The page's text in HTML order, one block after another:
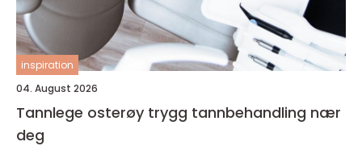
inspiration
04. August 2026
Tannlege osterøy trygg tannbehandling nær
deg